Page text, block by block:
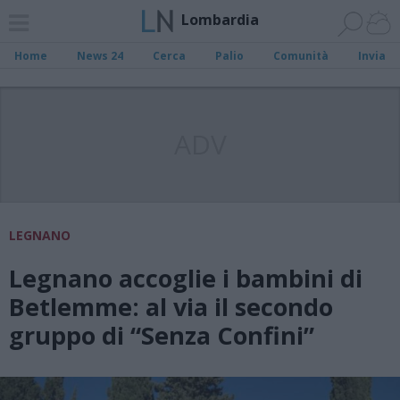
Lombardia
Home News 24 Cerca Palio Comunità Invia
LEGNANO
Legnano accoglie i bambini di
Betlemme: al via il secondo
gruppo di “Senza Confini”